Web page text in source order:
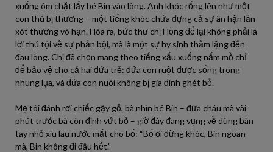
xuống ôm chặt lấy bé Bin vào lòng. Anh khóc rống lên như một
con thú bị thương – một tiếng khóc chứa đựng cả sự ân hận lẫn
xót thương vô hạn. Hóa ra, bức thư chị Hồng để lại không phải là
lời thú tội về sự phản bội, mà là một sự hy sinh thầm lặng đến
đau lòng. Chị đã chọn mang theo tiếng xấu xuống nấm mồ chỉ
để bảo vệ cho cả hai đứa trẻ: đứa con ruột được sống trong
nhung lụa, và đứa con nuôi không bị gia đình ghét bỏ.
Mẹ tôi đánh rơi chiếc gậy gỗ, bà nhìn bé Bin – đứa cháu mà vài
phút trước bà còn định vứt bỏ – giờ đây đang vụng về dùng bàn
tay nhỏ xíu lau nước mắt cho bố: “Bố ơi đừng khóc, Bin ngoan
mà, Bin không đi đâu hết.”